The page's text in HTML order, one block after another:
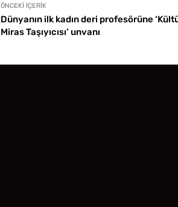
ÖNCEKI İÇERIK
Dünyanın ilk kadın deri profesörüne
Miras Taşıyıcısı’ unvanı